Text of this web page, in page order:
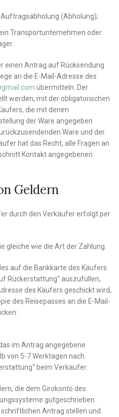
(Abholung);
Transportunternehmen oder
einen Antrag auf Rücksendung
an die E-Mail-Adresse des
übermitteln. Der
werden, mit der obligatorischen
die mit denen
der Ware angegeben
Ware und der
hat das Recht, alle Fragen an
Kontakt angegebenen
Geldern
durch den Verkäufer erfolgt per
gleiche wie die Art der Zahlung.
auf die Bankkarte des Käufers
Rückerstattung“ auszufüllen,
des Käufers geschickt wird,
des Reisepasses an die E-Mail-
im Antrag angegebene
von 5-7 Werktagen nach
beim Verkäufer.
die dem Girokonto des
gutgeschrieben
Antrag stellen und